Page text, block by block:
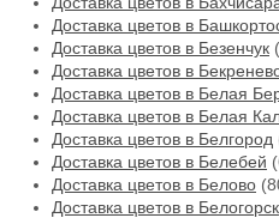
Доставка цветов в
Доставка цветов в Безенчук
Доставка цветов в
Доставка цветов в Белая
Доставка цветов в Белая
Доставка цветов в Белгород
Доставка цветов в Белебей
Доставка цветов в Белово
Доставка цветов в Белогорск